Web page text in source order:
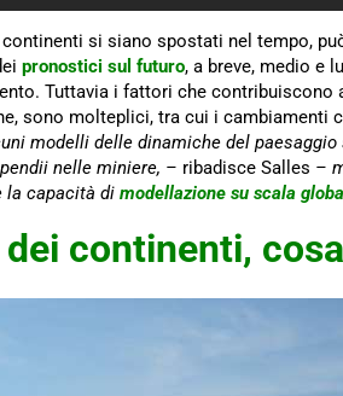
si siano spostati nel tempo,
pronostici sul futuro, a breve, medio e
Tuttavia i fattori che contribuiscono
sono molteplici, tra cui i
modelli delle dinamiche del
nelle miniere, – ribadisce Salles –
la capacità di modellazione su scala
continenti,